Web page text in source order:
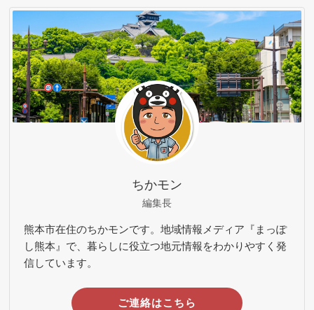
ちかモン
編集長
熊本市在住のちかモンです。地域情報メディア『まっぽ
し熊本』で、暮らしに役立つ地元情報をわかりやすく発
信しています。
ご連絡はこちら